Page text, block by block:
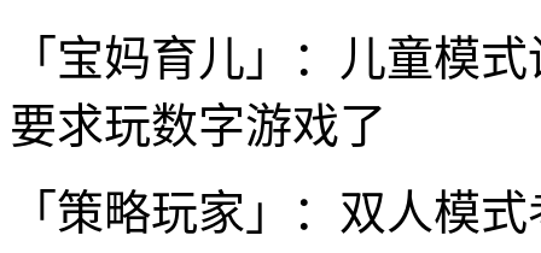
「宝妈育儿」：儿童模
要求玩数字游戏了
「策略玩家」：双人模